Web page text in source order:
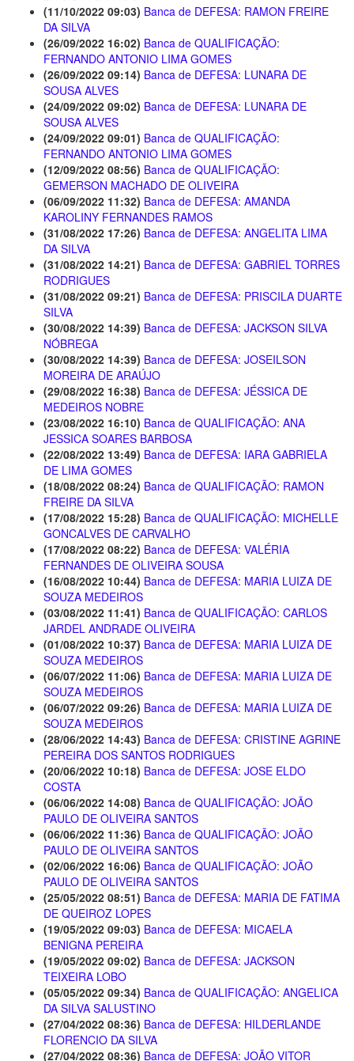
(11/10/2022 09:03) Banca de DEFESA: RAMON FREIRE
DA SILVA
(26/09/2022 16:02) Banca de QUALIFICAÇÃO:
FERNANDO ANTONIO LIMA GOMES
(26/09/2022 09:14) Banca de DEFESA: LUNARA DE
SOUSA ALVES
(24/09/2022 09:02) Banca de DEFESA: LUNARA DE
SOUSA ALVES
(24/09/2022 09:01) Banca de QUALIFICAÇÃO:
FERNANDO ANTONIO LIMA GOMES
(12/09/2022 08:56) Banca de QUALIFICAÇÃO:
GEMERSON MACHADO DE OLIVEIRA
(06/09/2022 11:32) Banca de DEFESA: AMANDA
KAROLINY FERNANDES RAMOS
(31/08/2022 17:26) Banca de DEFESA: ANGELITA LIMA
DA SILVA
(31/08/2022 14:21) Banca de DEFESA: GABRIEL TORRES
RODRIGUES
(31/08/2022 09:21) Banca de DEFESA: PRISCILA DUARTE
SILVA
(30/08/2022 14:39) Banca de DEFESA: JACKSON SILVA
NÓBREGA
(30/08/2022 14:39) Banca de DEFESA: JOSEILSON
MOREIRA DE ARAÚJO
(29/08/2022 16:38) Banca de DEFESA: JÉSSICA DE
MEDEIROS NOBRE
(23/08/2022 16:10) Banca de QUALIFICAÇÃO: ANA
JESSICA SOARES BARBOSA
(22/08/2022 13:49) Banca de DEFESA: IARA GABRIELA
DE LIMA GOMES
(18/08/2022 08:24) Banca de QUALIFICAÇÃO: RAMON
FREIRE DA SILVA
(17/08/2022 15:28) Banca de QUALIFICAÇÃO: MICHELLE
GONCALVES DE CARVALHO
(17/08/2022 08:22) Banca de DEFESA: VALÉRIA
FERNANDES DE OLIVEIRA SOUSA
(16/08/2022 10:44) Banca de DEFESA: MARIA LUIZA DE
SOUZA MEDEIROS
(03/08/2022 11:41) Banca de QUALIFICAÇÃO: CARLOS
JARDEL ANDRADE OLIVEIRA
(01/08/2022 10:37) Banca de DEFESA: MARIA LUIZA DE
SOUZA MEDEIROS
(06/07/2022 11:06) Banca de DEFESA: MARIA LUIZA DE
SOUZA MEDEIROS
(06/07/2022 09:26) Banca de DEFESA: MARIA LUIZA DE
SOUZA MEDEIROS
(28/06/2022 14:43) Banca de DEFESA: CRISTINE AGRINE
PEREIRA DOS SANTOS RODRIGUES
(20/06/2022 10:18) Banca de DEFESA: JOSE ELDO
COSTA
(06/06/2022 14:08) Banca de QUALIFICAÇÃO: JOÃO
PAULO DE OLIVEIRA SANTOS
(06/06/2022 11:36) Banca de QUALIFICAÇÃO: JOÃO
PAULO DE OLIVEIRA SANTOS
(02/06/2022 16:06) Banca de QUALIFICAÇÃO: JOÃO
PAULO DE OLIVEIRA SANTOS
(25/05/2022 08:51) Banca de DEFESA: MARIA DE FATIMA
DE QUEIROZ LOPES
(19/05/2022 09:03) Banca de DEFESA: MICAELA
BENIGNA PEREIRA
(19/05/2022 09:02) Banca de DEFESA: JACKSON
TEIXEIRA LOBO
(05/05/2022 09:34) Banca de QUALIFICAÇÃO: ANGELICA
DA SILVA SALUSTINO
(27/04/2022 08:36) Banca de DEFESA: HILDERLANDE
FLORENCIO DA SILVA
(27/04/2022 08:36) Banca de DEFESA: JOÃO VITOR